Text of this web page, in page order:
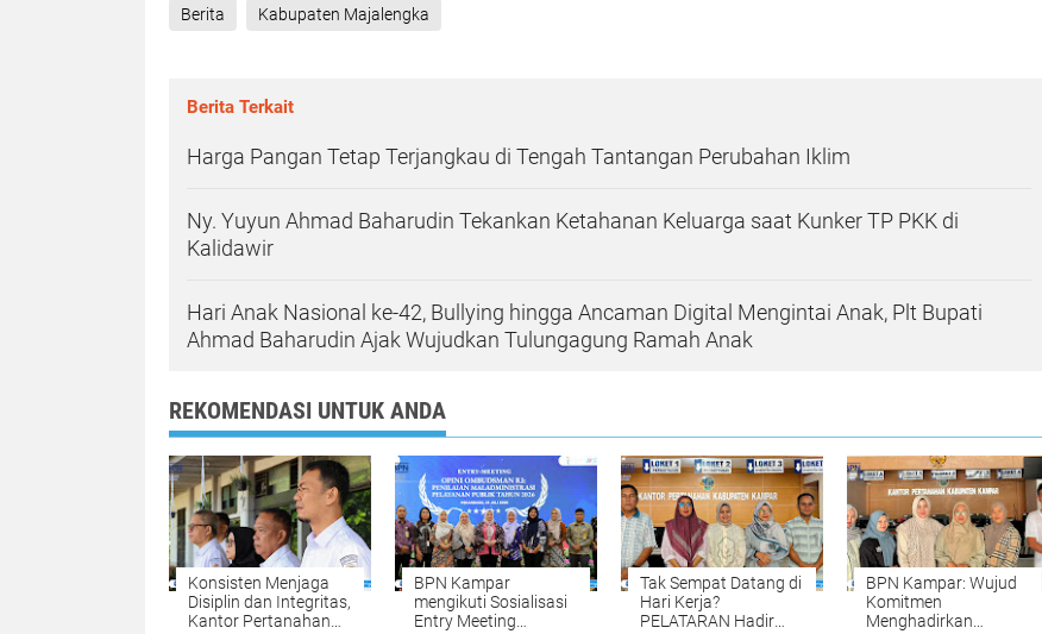
Berita Kabupaten Majalengka
Berita Terkait
Harga Pangan Tetap Terjangkau di Tengah Tantangan Perubahan Iklim
Ny. Yuyun Ahmad Baharudin Tekankan Ketahanan Keluarga saat Kunker TP PKK di
Kalidawir
Hari Anak Nasional ke-42, Bullying hingga Ancaman Digital Mengintai Anak, Plt Bupati
Ahmad Baharudin Ajak Wujudkan Tulungagung Ramah Anak
REKOMENDASI UNTUK ANDA
Konsisten Menjaga
Disiplin dan Integritas,
Kantor Pertanahan
BPN Kampar
mengikuti Sosialisasi
Entry Meeting
Tak Sempat Datang di
Hari Kerja?
PELATARAN Hadir
BPN Kampar: Wujud
Komitmen
Menghadirkan